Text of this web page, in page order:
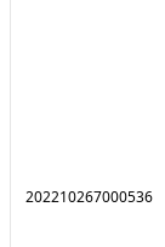
202210267000536